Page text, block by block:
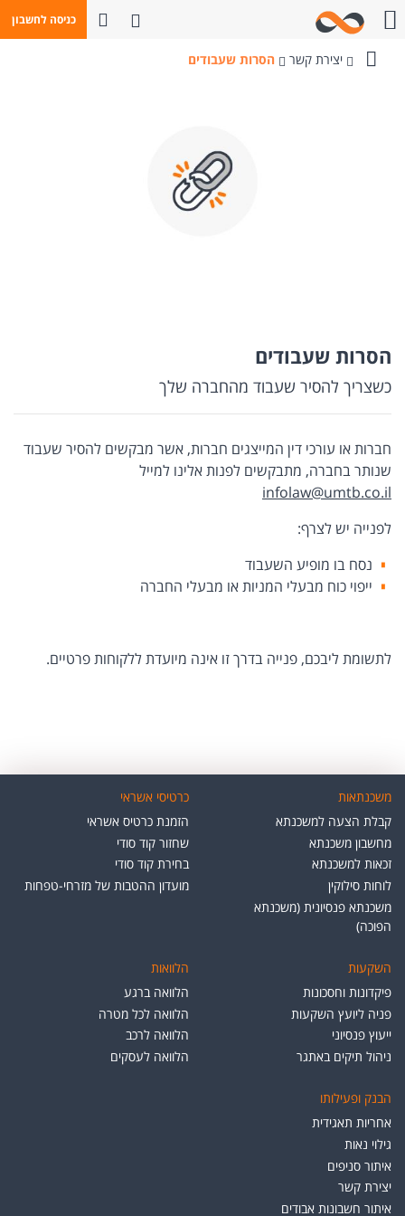
כניסה לחשבון
פתח חיפושחייגו אלינו
יצירת קשר הסרות שעבודים
הסרות שעבודים
כשצריך להסיר שעבוד מהחברה שלך
חברות או עורכי דין המייצגים חברות, אשר מבקשים להסיר שעבוד
שנותר בחברה, מתבקשים לפנות אלינו למייל
infolaw@umtb.co.il
לפנייה יש לצרף:
נסח בו מופיע השעבוד
ייפוי כוח מבעלי המניות או מבעלי החברה
לתשומת ליבכם, פנייה בדרך זו אינה מיועדת ללקוחות פרטיים.
משכנתאות
קבלת הצעה למשכנתא
מחשבון משכנתא
זכאות למשכנתא
לוחות סילוקין
משכנתא פנסיונית (משכנתא
הפוכה)
כרטיסי אשראי
הזמנת כרטיס אשראי
שחזור קוד סודי
בחירת קוד סודי
מועדון ההטבות של מזרחי-טפחות
השקעות
פיקדונות וחסכונות
פניה ליועץ השקעות
ייעוץ פנסיוני
ניהול תיקים באתגר
הלוואות
הלוואה ברגע
הלוואה לכל מטרה
הלוואה לרכב
הלוואה לעסקים
הבנק ופעילותו
אחריות תאגידית
גילוי נאות
איתור סניפים
יצירת קשר
איתור חשבונות אבודים